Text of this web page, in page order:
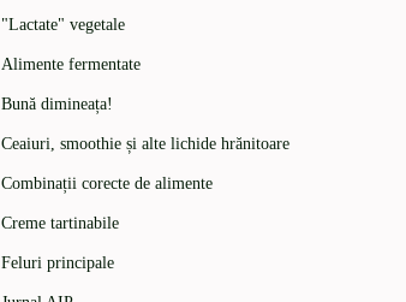
"Lactate" vegetale
Alimente fermentate
Bună dimineața!
Ceaiuri, smoothie și alte lichide hrănitoare
Combinații corecte de alimente
Creme tartinabile
Feluri principale